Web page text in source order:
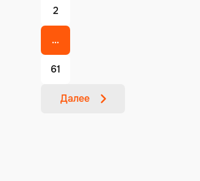
2
…
61
Далее